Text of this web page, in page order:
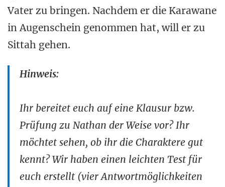
Vater zu bringen. Nachdem er die Karawane
in Augenschein genommen hat, will er zu
Sittah gehen.
Hinweis:
Ihr bereitet euch auf eine Klausur bzw.
Prüfung zu Nathan der Weise vor? Ihr
möchtet sehen, ob ihr die Charaktere gut
kennt? Wir haben einen leichten Test für
euch erstellt (vier Antwortmöglichkeiten